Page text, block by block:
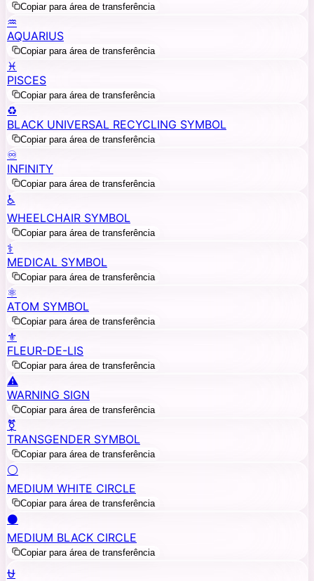
Copiar para área de transferência
♒
AQUARIUS
Copiar para área de transferência
♓
PISCES
Copiar para área de transferência
♻️
BLACK UNIVERSAL RECYCLING SYMBOL
Copiar para área de transferência
♾️
INFINITY
Copiar para área de transferência
♿
WHEELCHAIR SYMBOL
Copiar para área de transferência
⚕️
MEDICAL SYMBOL
Copiar para área de transferência
⚛️
ATOM SYMBOL
Copiar para área de transferência
⚜️
FLEUR-DE-LIS
Copiar para área de transferência
⚠️
WARNING SIGN
Copiar para área de transferência
⚧️
TRANSGENDER SYMBOL
Copiar para área de transferência
⚪
MEDIUM WHITE CIRCLE
Copiar para área de transferência
⚫
MEDIUM BLACK CIRCLE
Copiar para área de transferência
⛎